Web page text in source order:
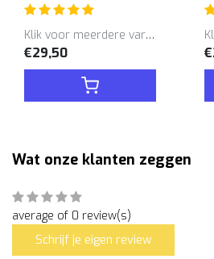
Klik voor meerdere varianten
€29,50
Wat onze klanten zeggen
average of 0 review(s)
Schrijf je eigen review